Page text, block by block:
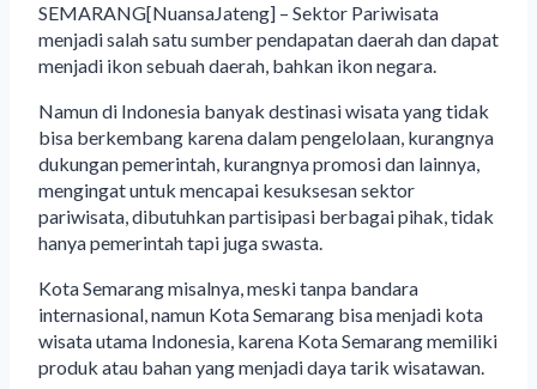
SEMARANG[NuansaJateng] – Sektor Pariwisata
menjadi salah satu sumber pendapatan daerah dan dapat
menjadi ikon sebuah daerah, bahkan ikon negara.
Namun di Indonesia banyak destinasi wisata yang tidak
bisa berkembang karena dalam pengelolaan, kurangnya
dukungan pemerintah, kurangnya promosi dan lainnya,
mengingat untuk mencapai kesuksesan sektor
pariwisata, dibutuhkan partisipasi berbagai pihak, tidak
hanya pemerintah tapi juga swasta.
Kota Semarang misalnya, meski tanpa bandara
internasional, namun Kota Semarang bisa menjadi kota
wisata utama Indonesia, karena Kota Semarang memiliki
produk atau bahan yang menjadi daya tarik wisatawan.